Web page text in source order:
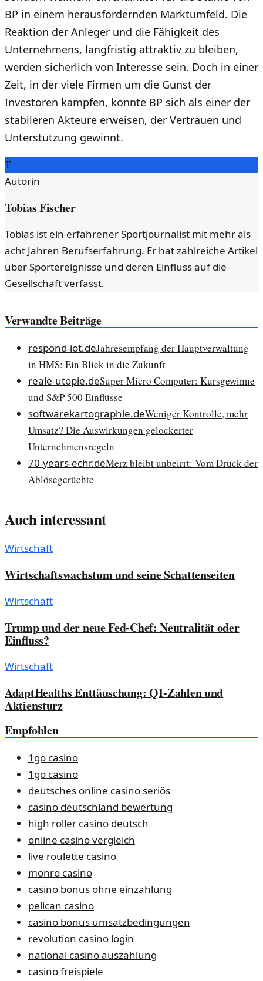
BP in einem herausfordernden Marktumfeld. Die
Reaktion der Anleger und die Fähigkeit des
Unternehmens, langfristig attraktiv zu bleiben,
werden sicherlich von Interesse sein. Doch in einer
Zeit, in der viele Firmen um die Gunst der
Investoren kämpfen, könnte BP sich als einer der
stabileren Akteure erweisen, der Vertrauen und
Unterstützung gewinnt.
T
Autorin
Tobias Fischer
Tobias ist ein erfahrener Sportjournalist mit mehr als
acht Jahren Berufserfahrung. Er hat zahlreiche Artikel
über Sportereignisse und deren Einfluss auf die
Gesellschaft verfasst.
Verwandte Beiträge
respond-iot.deJahresempfang der Hauptverwaltung
in HMS: Ein Blick in die Zukunft
reale-utopie.deSuper Micro Computer: Kursgewinne
und S&P 500 Einflüsse
softwarekartographie.deWeniger Kontrolle, mehr
Umsatz? Die Auswirkungen gelockerter
Unternehmensregeln
70-years-echr.deMerz bleibt unbeirrt: Vom Druck der
Ablösegerüchte
Auch interessant
Wirtschaft
Wirtschaftswachstum und seine Schattenseiten
Wirtschaft
Trump und der neue Fed-Chef: Neutralität oder
Einfluss?
Wirtschaft
AdaptHealths Enttäuschung: Q1-Zahlen und
Aktiensturz
Empfohlen
1go casino
1go casino
deutsches online casino seriös
casino deutschland bewertung
high roller casino deutsch
online casino vergleich
live roulette casino
monro casino
casino bonus ohne einzahlung
pelican casino
casino bonus umsatzbedingungen
revolution casino login
national casino auszahlung
casino freispiele